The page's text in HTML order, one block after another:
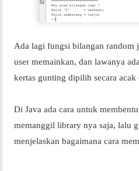
Ada lagi fungsi bilangan random
user memainkan, dan lawanya
kertas gunting dipilih secara
Di Java ada cara untuk
memanggil library nya saja, lalu
menjelaskan bagaimana cara